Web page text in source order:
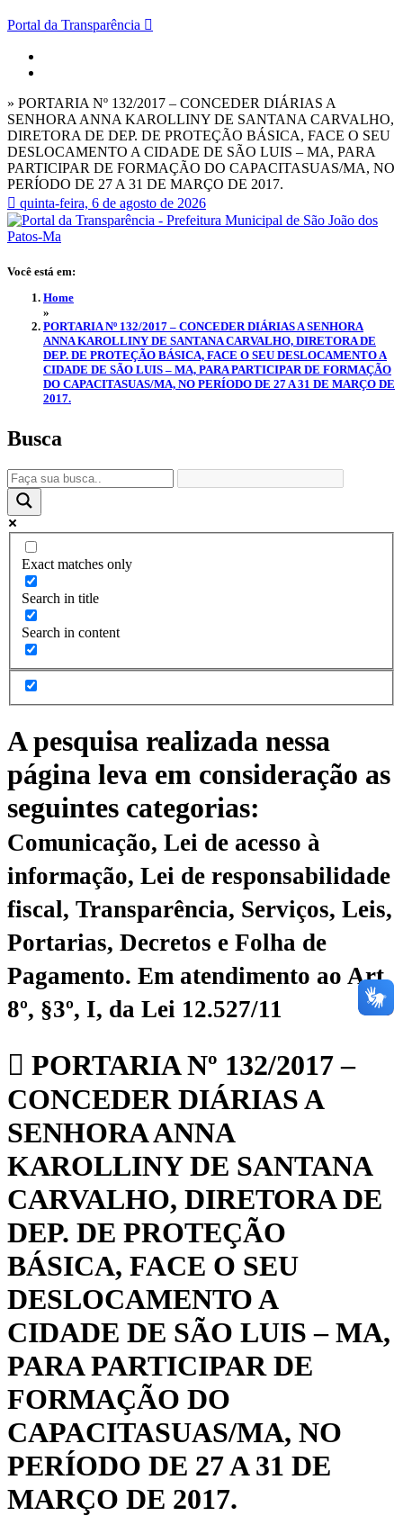
Portal da Transparência
» PORTARIA Nº 132/2017 – CONCEDER DIÁRIAS A
SENHORA ANNA KAROLLINY DE SANTANA CARVALHO,
DIRETORA DE DEP. DE PROTEÇÃO BÁSICA, FACE O SEU
DESLOCAMENTO A CIDADE DE SÃO LUIS – MA, PARA
PARTICIPAR DE FORMAÇÃO DO CAPACITASUAS/MA, NO
PERÍODO DE 27 A 31 DE MARÇO DE 2017.
quinta-feira, 6 de agosto de 2026
Você está em:
Home
»
PORTARIA Nº 132/2017 – CONCEDER DIÁRIAS A SENHORA
ANNA KAROLLINY DE SANTANA CARVALHO, DIRETORA DE
DEP. DE PROTEÇÃO BÁSICA, FACE O SEU DESLOCAMENTO A
CIDADE DE SÃO LUIS – MA, PARA PARTICIPAR DE FORMAÇÃO
DO CAPACITASUAS/MA, NO PERÍODO DE 27 A 31 DE MARÇO DE
2017.
Busca
Exact matches only
Search in title
Search in content
A pesquisa realizada nessa
página leva em consideração as
seguintes categorias:
Comunicação, Lei de acesso à
informação, Lei de responsabilidade
fiscal, Transparência, Serviços, Leis,
Portarias, Decretos e Folha de
Pagamento. Em atendimento ao Art.
8º, §3º, I, da Lei 12.527/11
PORTARIA Nº 132/2017 –
CONCEDER DIÁRIAS A
SENHORA ANNA
KAROLLINY DE SANTANA
CARVALHO, DIRETORA DE
DEP. DE PROTEÇÃO
BÁSICA, FACE O SEU
DESLOCAMENTO A
CIDADE DE SÃO LUIS – MA,
PARA PARTICIPAR DE
FORMAÇÃO DO
CAPACITASUAS/MA, NO
PERÍODO DE 27 A 31 DE
MARÇO DE 2017.